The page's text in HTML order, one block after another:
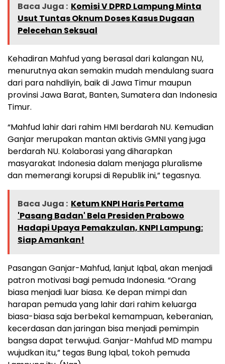
Baca Juga : Komisi V DPRD Lampung Minta
Usut Tuntas Oknum Doses Kasus Dugaan
Pelecehan Seksual
Kehadiran Mahfud yang berasal dari kalangan NU,
menurutnya akan semakin mudah mendulang suara
dari para nahdliyin, baik di Jawa Timur maupun
provinsi Jawa Barat, Banten, Sumatera dan Indonesia
Timur.
“Mahfud lahir dari rahim HMI berdarah NU. Kemudian
Ganjar merupakan mantan aktivis GMNI yang juga
berdarah NU. Kolaborasi yang diharapkan
masyarakat Indonesia dalam menjaga pluralisme
dan memerangi korupsi di Republik ini,” tegasnya.
Baca Juga : Ketum KNPI Haris Pertama
'Pasang Badan' Bela Presiden Prabowo
Hadapi Upaya Pemakzulan, KNPI Lampung:
Siap Amankan!
Pasangan Ganjar-Mahfud, lanjut Iqbal, akan menjadi
patron motivasi bagi pemuda Indonesia. “Orang
biasa menjadi luar biasa. Ke depan mimpi dan
harapan pemuda yang lahir dari rahim keluarga
biasa-biasa saja berbekal kemampuan, keberanian,
kecerdasan dan jaringan bisa menjadi pemimpin
bangsa dapat terwujud. Ganjar-Mahfud MD mampu
wujudkan itu,” tegas Bung Iqbal, tokoh pemuda